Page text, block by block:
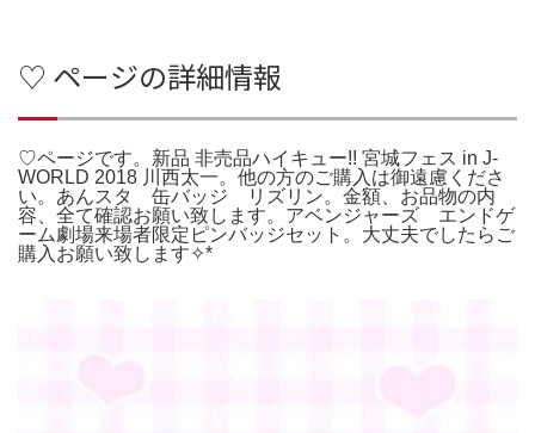
♡ ページの詳細情報
♡ページです。新品 非売品ハイキュー!! 宮城フェス in J-
WORLD 2018 川西太一。他の方のご購入は御遠慮くださ
い。あんスタ 缶バッジ リズリン。金額、お品物の内
容、全て確認お願い致します。アベンジャーズ エンドゲ
ーム劇場来場者限定ピンバッジセット。大丈夫でしたらご
購入お願い致します✧*